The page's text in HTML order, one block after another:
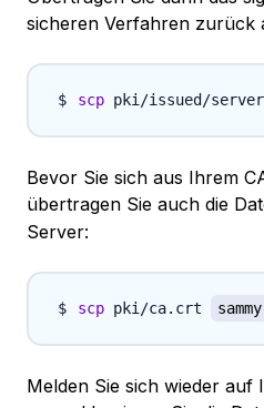
sicheren Verfahren zurück
scp pki/issued/
Bevor Sie sich aus Ihrem
übertragen Sie auch die
Server:
scp pki/ca.crt sammy
Melden Sie sich wieder auf